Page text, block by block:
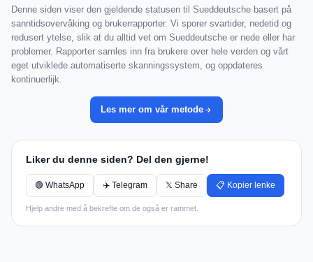
Denne siden viser den gjeldende statusen til Sueddeutsche basert på
sanntidsovervåking og brukerrapporter. Vi sporer svartider, nedetid og
redusert ytelse, slik at du alltid vet om Sueddeutsche er nede eller har
problemer. Rapporter samles inn fra brukere over hele verden og vårt
eget utviklede automatiserte skanningssystem, og oppdateres
kontinuerlijk.
Les mer om vår metode
Liker du denne siden? Del den gjerne!
🟢 WhatsApp ✈️ Telegram 𝕏 Share 📋 Kopier lenke
Hjelp andre med å bekrefte om de også er rammet.